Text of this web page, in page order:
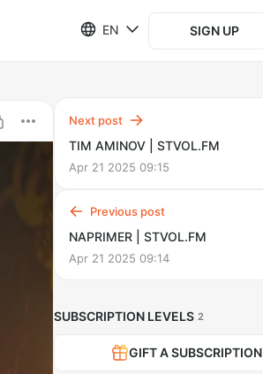
EN SIGN UP
Next post
TIM AMINOV | STVOL.FM
Apr 21 2025 09:15
Previous post
NAPRIMER | STVOL.FM
Apr 21 2025 09:14
SUBSCRIPTION LEVELS 2
GIFT A SUBSCRIPTION